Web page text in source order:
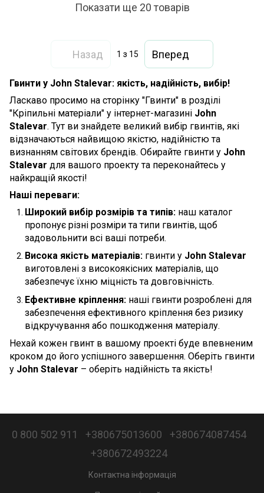
Показати ще 20 товарів
Назад 1 з 15 Вперед
Гвинти у John Stalevar: якість, надійність, вибір!
Ласкаво просимо на сторінку "Гвинти" в розділі
"Кріпильні матеріали" у інтернет-магазині John
Stalevar. Тут ви знайдете великий вибір гвинтів, які
відзначаються найвищою якістю, надійністю та
визнанням світових брендів. Обирайте гвинти у John
Stalevar для вашого проекту та переконайтесь у
найкращій якості!
Наші переваги:
Широкий вибір розмірів та типів: наш каталог
пропонує різні розміри та типи гвинтів, щоб
задовольнити всі ваші потреби.
Висока якість матеріалів: гвинти у John Stalevar
виготовлені з високоякісних матеріалів, що
забезпечує їхню міцність та довговічність.
Ефективне кріплення: наші гвинти розроблені для
забезпечення ефективного кріплення без ризику
відкручування або пошкодження матеріалу.
Нехай кожен гвинт в вашому проекті буде впевненим
кроком до його успішного завершення. Оберіть гвинти
у John Stalevar – оберіть надійність та якість!
0 800 502 911 +380675013600
+380674087454
+380672493224
Контактна інформація